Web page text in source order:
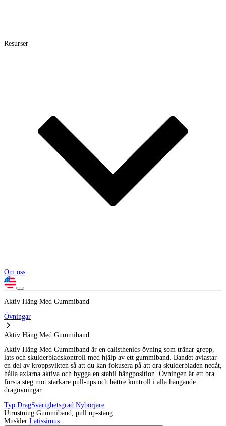
Resurser
Om oss
Aktiv Häng Med Gummiband
Övningar
Aktiv Häng Med Gummiband
Aktiv Häng Med Gummiband är en calisthenics-övning som tränar grepp,
lats och skulderbladskontroll med hjälp av ett gummiband. Bandet avlastar
en del av kroppsvikten så att du kan fokusera på att dra skulderbladen nedåt,
hålla axlarna aktiva och bygga en stabil hängposition. Övningen är ett bra
första steg mot starkare pull-ups och bättre kontroll i alla hängande
dragövningar.
Typ:DragSvårighetsgrad:Nybörjare
Utrustning:Gummiband, pull up-stång
Muskler:Latissimus